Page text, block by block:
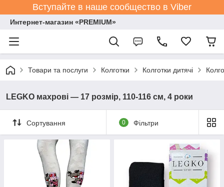
Вступайте в наше сообщество в Viber
Интернет-магазин «PREMIUM»
Товари та послуги Колготки Колготки дитячі
LEGKO махрові — 17 розмір, 110-116 см, 4 роки
Сортування 0 Фільтри